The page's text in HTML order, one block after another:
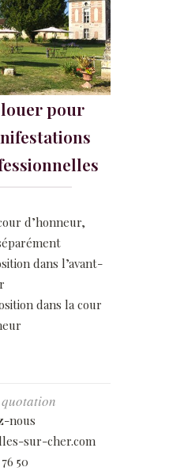
louer pour
d’honneur,
dans l’avant-
dans la cour
nous
sur-cher.com
50